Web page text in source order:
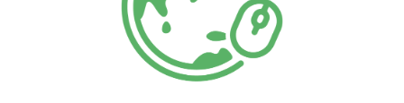
籍居民擔任主管級職務的比例。另外，青年也針對切身的
高等教育問題提出建議，如課程設計應更符合各科系的不
同需求，縮短理論與實務的差距；也應協助學生了解就業
或繼續升學的優缺點，使學生能有明確的人生規劃。在重